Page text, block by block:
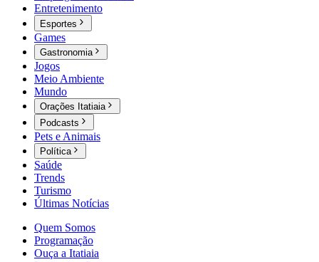
Entretenimento
Esportes
Games
Gastronomia
Jogos
Meio Ambiente
Mundo
Orações Itatiaia
Podcasts
Pets e Animais
Política
Saúde
Trends
Turismo
Últimas Notícias
Quem Somos
Programação
Ouça a Itatiaia